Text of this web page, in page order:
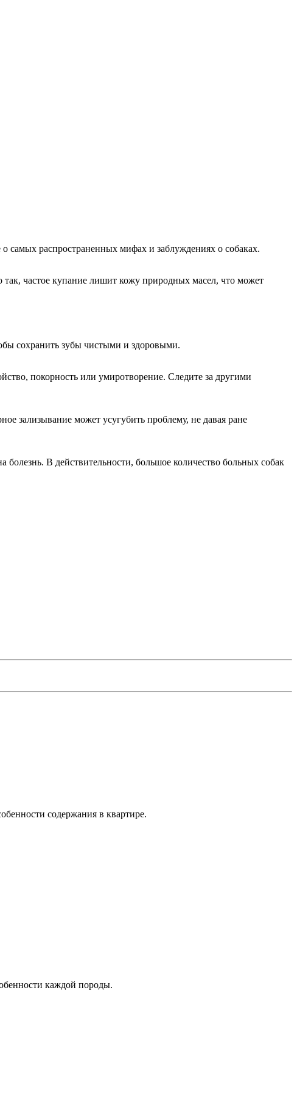
самых распространенных мифах и заблуждениях о собаках.
так, частое купание лишит кожу природных масел, что может
сохранить зубы чистыми и здоровыми.
покорность или умиротворение. Следите за другими
зализывание может усугубить проблему, не давая ране
В действительности, большое количество больных собак
содержания в квартире.
каждой породы.